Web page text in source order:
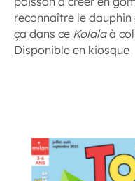
reconnaître le
ça dans ce Kolalaà
Disponible en kiosque